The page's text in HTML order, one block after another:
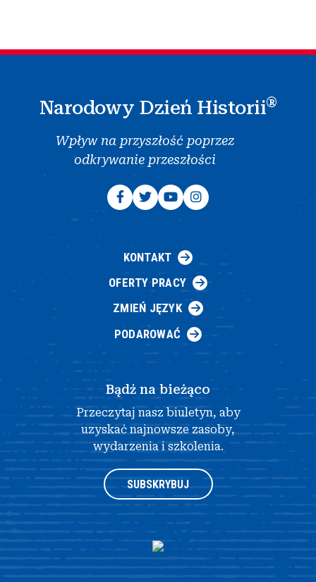
Narodowy Dzień Historii®
Wpływ na przyszłość poprzez
odkrywanie przeszłości
KONTAKT
OFERTY PRACY
ZMIEŃ JĘZYK
PODAROWAĆ
Bądź na bieżąco
Przeczytaj nasz biuletyn, aby
uzyskać najnowsze zasoby,
wydarzenia i szkolenia.
SUBSKRYBUJ